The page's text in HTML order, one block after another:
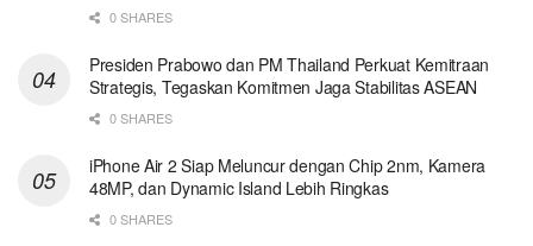
0 SHARES
Presiden Prabowo dan PM Thailand Perkuat Kemitraan
Strategis, Tegaskan Komitmen Jaga Stabilitas ASEAN
0 SHARES
iPhone Air 2 Siap Meluncur dengan Chip 2nm, Kamera
48MP, dan Dynamic Island Lebih Ringkas
0 SHARES